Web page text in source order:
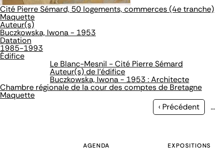
Cité Pierre Sémard, 50 logements, commerces (4e tranche)
Maquette
Auteur(s)
Buczkowska, Iwona - 1953
Datation
1985-1993
Édifice
Le Blanc-Mesnil - Cité Pierre Sémard
Auteur(s) de l'édifice
Buczkowska, Iwona - 1953 : Architecte
Chambre régionale de la cour des comptes de Bretagne
Maquette
Page
‹ Précédent …
AGENDA EXPOSITIONS